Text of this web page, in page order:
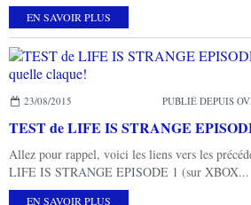
EN SAVOIR PLUS
23/08/2015 PUBLIÉ DEPUIS
Allez pour rappel, voici les liens vers les
LIFE IS STRANGE EPISODE 1 (sur XBOX...
EN SAVOIR PLUS